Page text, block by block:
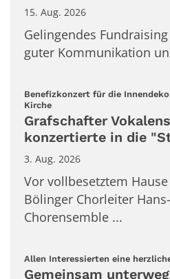
15. Aug. 2026
Gelingendes
guter Kommunikation
Benefizkonzert für die
Kirche:
Grafschafter
konzertierte in die
3. Aug. 2026
Vor vollbesetztem
Bölinger Chorleiter
Chorensemble ...
Allen Interessierten eine
Gemeinsam